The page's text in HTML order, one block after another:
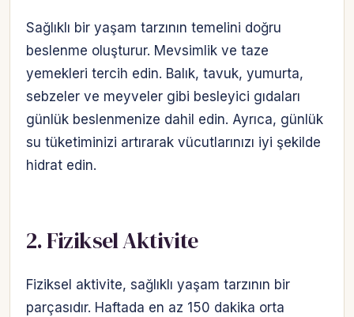
Sağlıklı bir yaşam tarzının temelini doğru
beslenme oluşturur. Mevsimlik ve taze
yemekleri tercih edin. Balık, tavuk, yumurta,
sebzeler ve meyveler gibi besleyici gıdaları
günlük beslenmenize dahil edin. Ayrıca, günlük
su tüketiminizi artırarak vücutlarınızı iyi şekilde
hidrat edin.
2. Fiziksel Aktivite
Fiziksel aktivite, sağlıklı yaşam tarzının bir
parçasıdır. Haftada en az 150 dakika orta